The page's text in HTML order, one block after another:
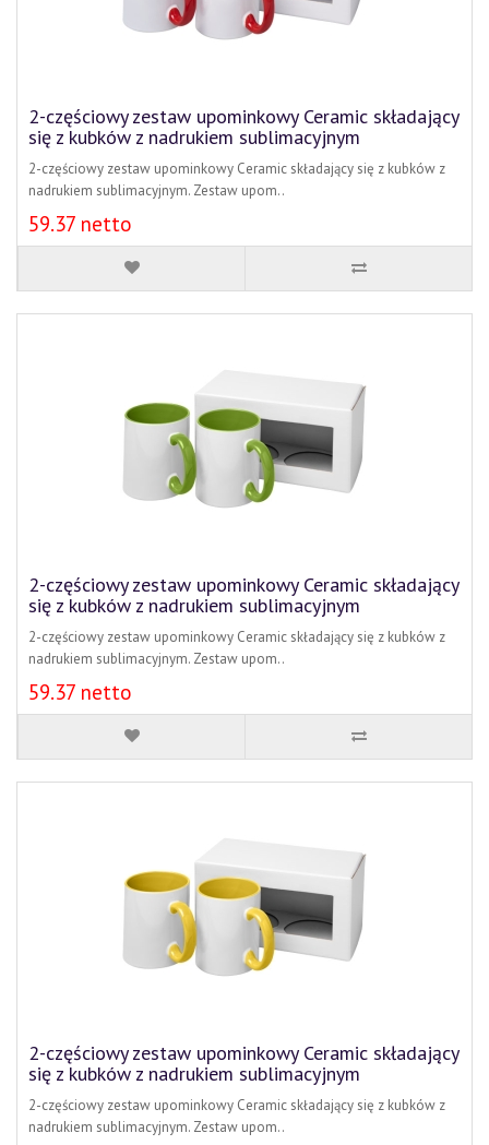
2-częściowy zestaw upominkowy Ceramic składający
się z kubków z nadrukiem sublimacyjnym
2-częściowy zestaw upominkowy Ceramic składający się z kubków z
nadrukiem sublimacyjnym. Zestaw upom..
59.37 netto
2-częściowy zestaw upominkowy Ceramic składający
się z kubków z nadrukiem sublimacyjnym
2-częściowy zestaw upominkowy Ceramic składający się z kubków z
nadrukiem sublimacyjnym. Zestaw upom..
59.37 netto
2-częściowy zestaw upominkowy Ceramic składający
się z kubków z nadrukiem sublimacyjnym
2-częściowy zestaw upominkowy Ceramic składający się z kubków z
nadrukiem sublimacyjnym. Zestaw upom..